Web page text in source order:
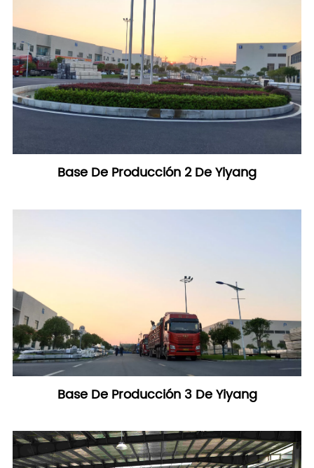
Base De Producción 2 De Yiyang
Base De Producción 3 De Yiyang